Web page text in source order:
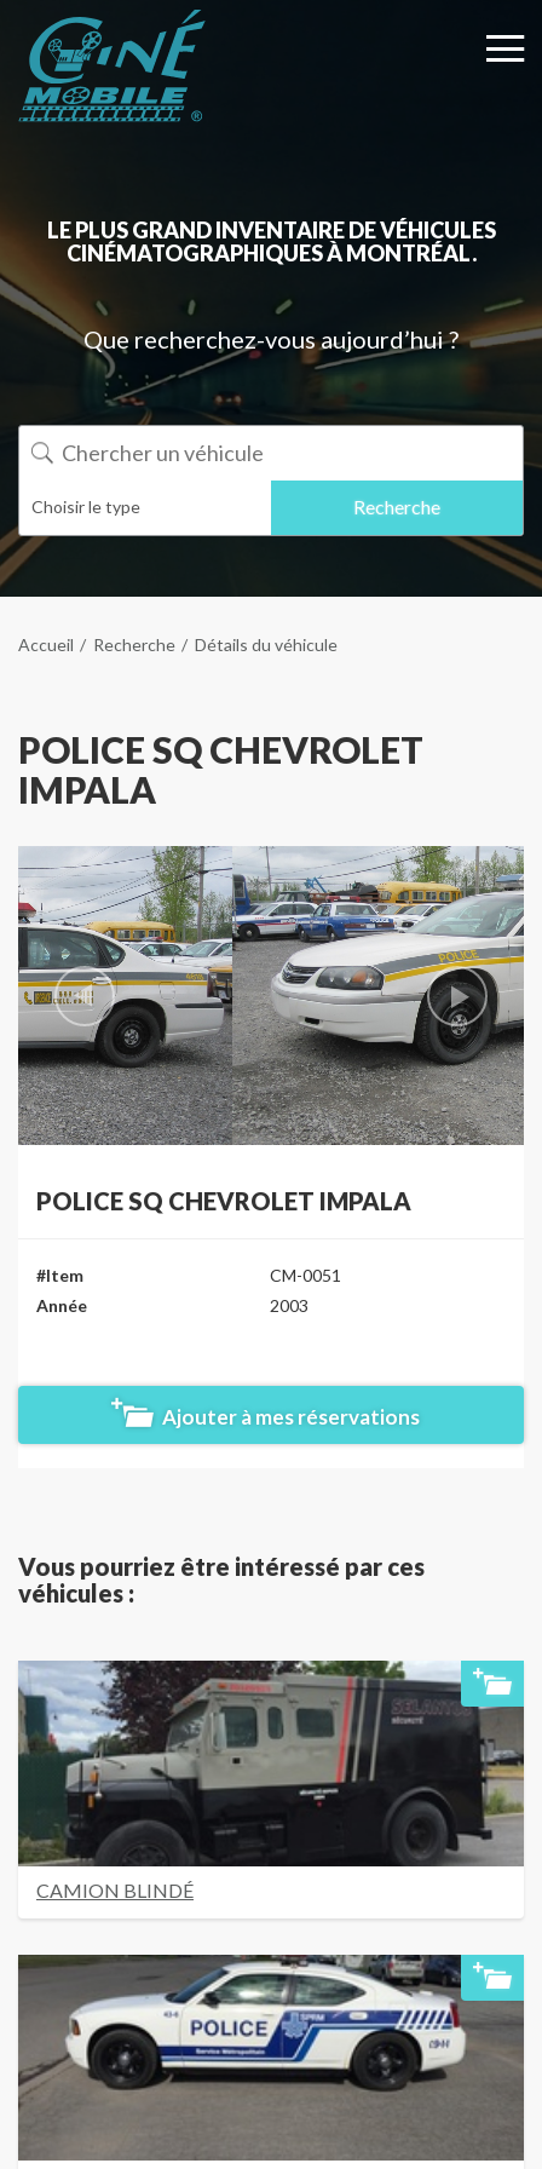
LE PLUS GRAND INVENTAIRE DE VÉHICULES
CINÉMATOGRAPHIQUES À MONTRÉAL.
Que recherchez-vous aujourd’hui ?
Accueil Recherche Détails du véhicule
POLICE SQ CHEVROLET
IMPALA
POLICE SQ CHEVROLET IMPALA
#Item
CM-0051
Année
2003
Ajouter à mes réservations
Vous pourriez être intéressé par ces
véhicules :
CAMION BLINDÉ